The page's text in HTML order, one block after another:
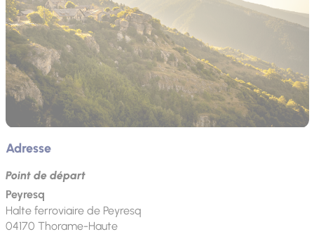
Adresse
Point de départ
Peyresq
Halte ferroviaire de Peyresq
04170 Thorame-Haute